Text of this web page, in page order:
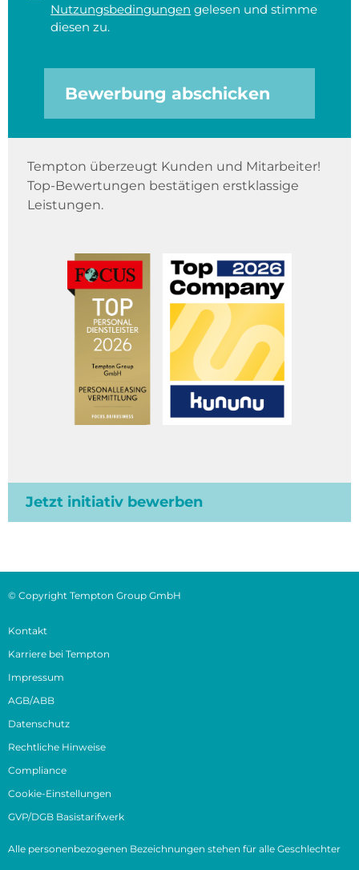
Nutzungsbedingungen gelesen und stimme
diesen zu.
Bewerbung abschicken
Tempton überzeugt Kunden und Mitarbeiter!
Top-Bewertungen bestätigen erstklassige
Leistungen.
Jetzt initiativ bewerben
© Copyright Tempton Group GmbH
Kontakt
Karriere bei Tempton
Impressum
AGB/ABB
Datenschutz
Rechtliche Hinweise
Compliance
Cookie-Einstellungen
GVP/DGB Basistarifwerk
Alle personenbezogenen Bezeichnungen stehen für alle Geschlechter